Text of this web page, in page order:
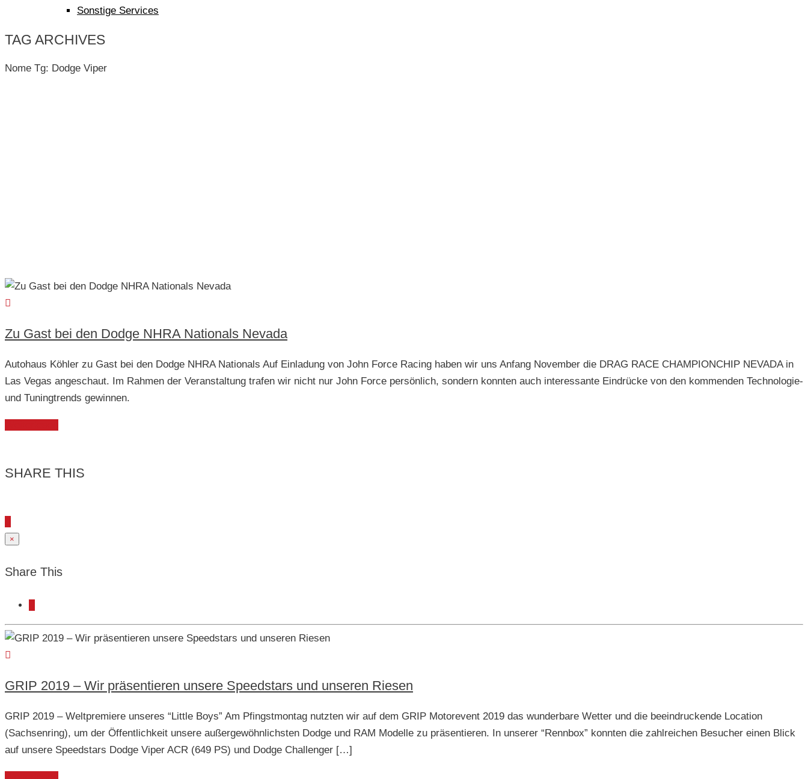
Sonstige Services
TAG ARCHIVES
Nome Tg: Dodge Viper
Zu Gast bei den Dodge NHRA Nationals Nevada
Autohaus Köhler zu Gast bei den Dodge NHRA Nationals Auf Einladung von John Force Racing haben wir uns Anfang November die DRAG RACE CHAMPIONCHIP NEVADA in
Las Vegas angeschaut. Im Rahmen der Veranstaltung trafen wir nicht nur John Force persönlich, sondern konnten auch interessante Eindrücke von den kommenden Technologie-
und Tuningtrends gewinnen.
SHARE THIS
×
Share This
GRIP 2019 – Wir präsentieren unsere Speedstars und unseren Riesen
GRIP 2019 – Weltpremiere unseres “Little Boys” Am Pfingstmontag nutzten wir auf dem GRIP Motorevent 2019 das wunderbare Wetter und die beeindruckende Location
(Sachsenring), um der Öffentlichkeit unsere außergewöhnlichsten Dodge und RAM Modelle zu präsentieren. In unserer “Rennbox” konnten die zahlreichen Besucher einen Blick
auf unsere Speedstars Dodge Viper ACR (649 PS) und Dodge Challenger […]